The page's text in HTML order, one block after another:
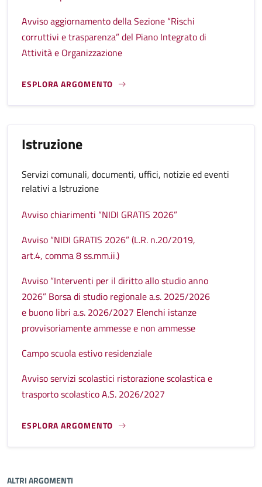
Avviso aggiornamento della Sezione “Rischi
corruttivi e trasparenza” del Piano Integrato di
Attività e Organizzazione
ESPLORA ARGOMENTO
Istruzione
Servizi comunali, documenti, uffici, notizie ed eventi
relativi a Istruzione
Avviso chiarimenti “NIDI GRATIS 2026”
Avviso “NIDI GRATIS 2026” (L.R. n.20/2019,
art.4, comma 8 ss.mm.ii.)
Avviso “Interventi per il diritto allo studio anno
2026” Borsa di studio regionale a.s. 2025/2026
e buono libri a.s. 2026/2027 Elenchi istanze
provvisoriamente ammesse e non ammesse
Campo scuola estivo residenziale
Avviso servizi scolastici ristorazione scolastica e
trasporto scolastico A.S. 2026/2027
ESPLORA ARGOMENTO
ALTRI ARGOMENTI